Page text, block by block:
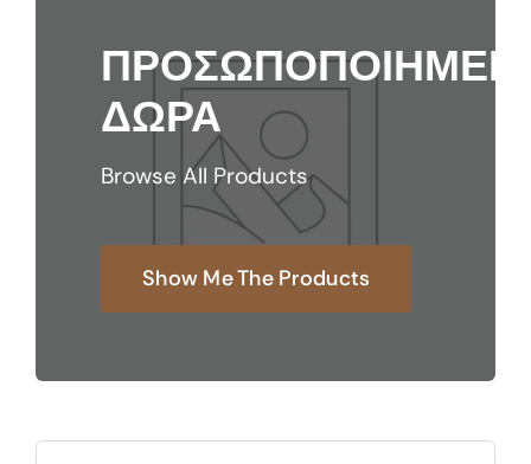
ΔΩΡΑ
Browse All Products
Show Me The Products